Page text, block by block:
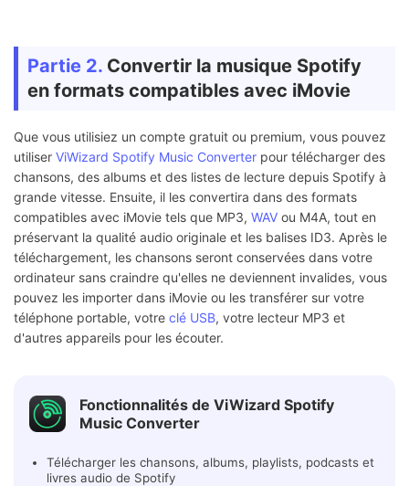
Partie 2. Convertir la musique Spotify
en formats compatibles avec iMovie
Que vous utilisiez un compte gratuit ou premium, vous pouvez
utiliser ViWizard Spotify Music Converter pour télécharger des
chansons, des albums et des listes de lecture depuis Spotify à
grande vitesse. Ensuite, il les convertira dans des formats
compatibles avec iMovie tels que MP3, WAV ou M4A, tout en
préservant la qualité audio originale et les balises ID3. Après le
téléchargement, les chansons seront conservées dans votre
ordinateur sans craindre qu'elles ne deviennent invalides, vous
pouvez les importer dans iMovie ou les transférer sur votre
téléphone portable, votre clé USB, votre lecteur MP3 et
d'autres appareils pour les écouter.
Fonctionnalités de ViWizard Spotify
Music Converter
Télécharger les chansons, albums, playlists, podcasts et
livres audio de Spotify